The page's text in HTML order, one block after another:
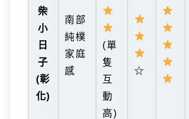
柴
小
日
子
(彰
化)
南部
純樸
家庭
感
(單
隻
互
動
高)
☆